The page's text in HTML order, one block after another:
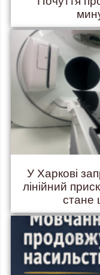
У Харкові
лінійний
стане